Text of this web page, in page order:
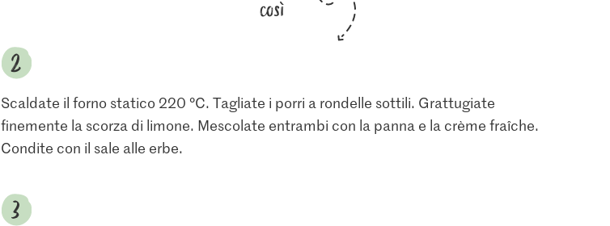
così
Scaldate il forno statico 220 °C. Tagliate i porri a rondelle sottili. Grattugiate
finemente la scorza di limone. Mescolate entrambi con la panna e la crème fraîche.
Condite con il sale alle erbe.